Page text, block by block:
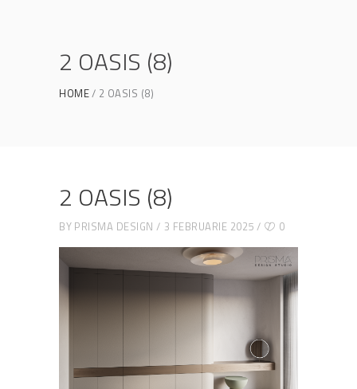
2 OASIS (8)
HOME 2 OASIS (8)
2 OASIS (8)
BY PRISMA DESIGN 3 FEBRUARIE 2025 0